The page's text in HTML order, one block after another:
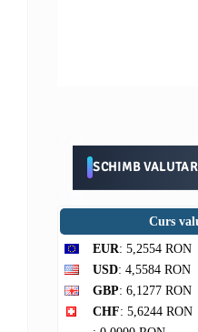
SCHIMB VALUTAR
Curs
EUR: 5,2554 RON
USD: 4,5584 RON
GBP: 6,1277 RON
CHF: 5,6244 RON